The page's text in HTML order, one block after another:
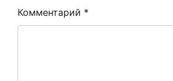
Комментарий *